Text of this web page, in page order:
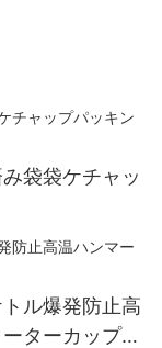
袋袋ケチャッ
ル爆発防止高
ターカップセ